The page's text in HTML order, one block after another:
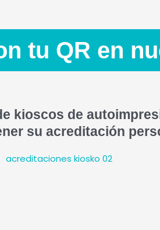
tu QR en
kioscos de
su acreditación